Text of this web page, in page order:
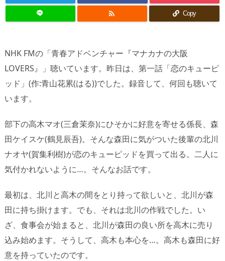
 Copy
NHK FMの「青春アドベンチャー『マナカナの大阪
LOVERS』」聴いています。昨日は、第一話「恋のキューピ
ッド」(作:青山花累(はる))でした。録音して、何回も聴いて
います。
部下の高木マオ(三倉茉奈)にひそかに好意を寄せる係長、森
田ケイスケ(鶴見辰吾)。そんな森田に気がついた後輩の北川
ナオヤ(賀集利樹)が恋のキューピッドを買って出る。二人に
気付かれないように…。そんなお話です。
最初は、北川と高木の間をとり持って欲しいと、北川が森
田に持ち掛けます。でも、それは北川の作戦でした。い
ざ、食事会が始まると、北川が森田の良い所を高木に売り
込み始めます。そうして、高木も本心を…。高木も森田に好
意を持っていたのです。